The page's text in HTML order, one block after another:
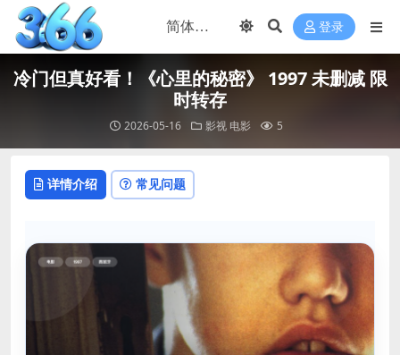
登录
冷门但真好看！《心里的秘密》 1997 未删减 限
时转存
2026-05-16 影视 电影 5
详情介绍 常见问题